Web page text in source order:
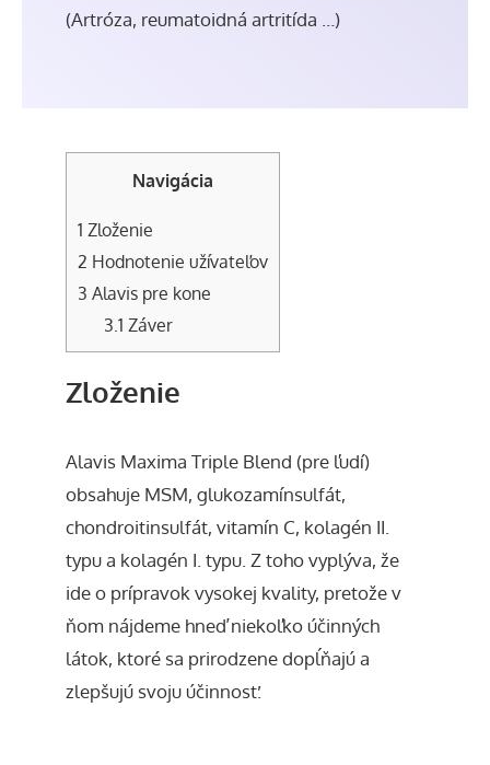
(Artróza, reumatoidná artritída …)
Navigácia
1 Zloženie
2 Hodnotenie užívateľov
3 Alavis pre kone
3.1 Záver
Zloženie
Alavis Maxima Triple Blend (pre ľudí)
obsahuje MSM, glukozamínsulfát,
chondroitinsulfát, vitamín C, kolagén II.
typu a kolagén I. typu. Z toho vyplýva, že
ide o prípravok vysokej kvality, pretože v
ňom nájdeme hneď niekoľko účinných
látok, ktoré sa prirodzene dopĺňajú a
zlepšujú svoju účinnosť.